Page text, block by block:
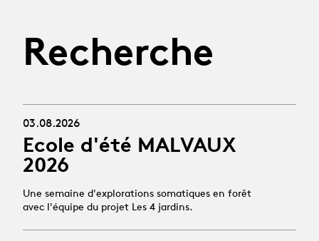
Recherche
03.08.2026
Ecole d'été MALVAUX
2026
Une semaine d'explorations somatiques en forêt
avec l'équipe du projet Les 4 jardins.